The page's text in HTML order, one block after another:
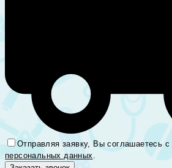
Отправляя заявку, Вы соглашаетесь с
персональных данных